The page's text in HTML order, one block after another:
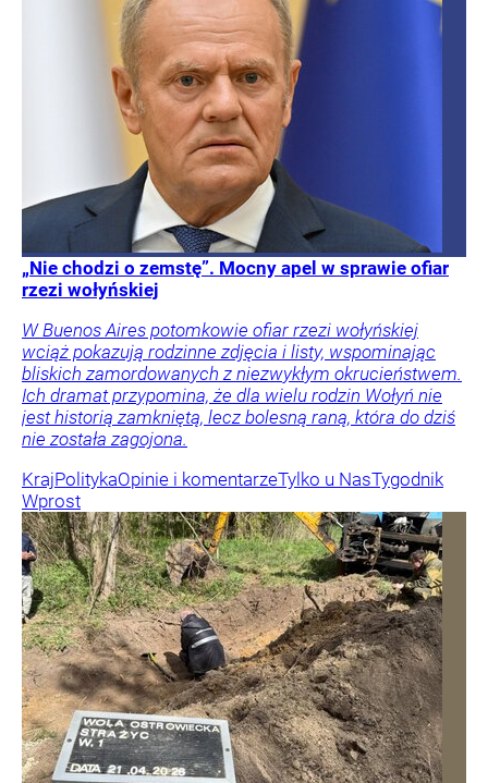
„Nie chodzi o zemstę”. Mocny apel w sprawie ofiar
rzezi wołyńskiej
W Buenos Aires potomkowie ofiar rzezi wołyńskiej
wciąż pokazują rodzinne zdjęcia i listy, wspominając
bliskich zamordowanych z niezwykłym okrucieństwem.
Ich dramat przypomina, że dla wielu rodzin Wołyń nie
jest historią zamkniętą, lecz bolesną raną, która do dziś
nie została zagojona.
KrajPolitykaOpinie i komentarzeTylko u NasTygodnik
Wprost